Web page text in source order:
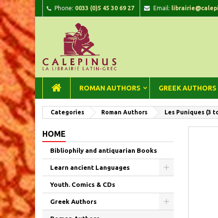
Phone: 0033 (0)5 45 30 69 27 Email:
ROMAN AUTHORS GREEK AUTHORS
Categories Roman Authors Les Puniques (3
HOME
Bibliophily and antiquarian Books
Learn ancient Languages
Youth. Comics & CDs
Greek Authors